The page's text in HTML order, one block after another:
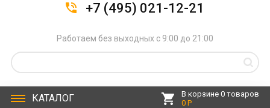
+7 (495) 021-12-21
Работаем без выходных с 9:00 до 21:00
КАТАЛОГ
В корзине 0 товаров
0 Р